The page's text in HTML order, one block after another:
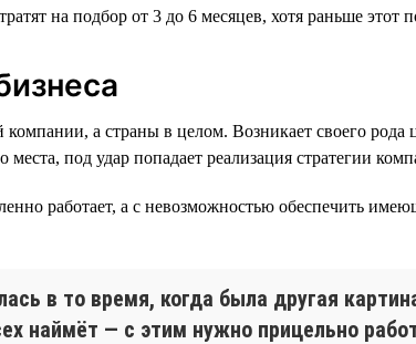
на подбор от 3 до 6 месяцев, хотя раньше
а страны в целом. Возникает своего рода
места, под удар попадает реализация стратегии
работает, а с невозможностью обеспечить
в то время, когда была другая
наймёт — с этим нужно прицельно